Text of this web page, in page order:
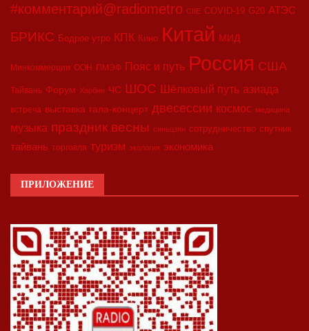
#комментарий@radiometro CIIE COVID-19 G20 АТЭС
БРИКС Бодрое утро КПК Кино Китай МИД
Минкоммерции ООН ПМЭФ Пояс и путь Россия США
Тайвань Форум Харбин ЧС ШОС Шёлковый путь азиада
встреча выставка гала-концерт двесессии космос медицина
музыка праздник весны синьцзян сотрудничество спутник
тайвань торговля туризм экология экономика
ПРИЛОЖЕНИЕ